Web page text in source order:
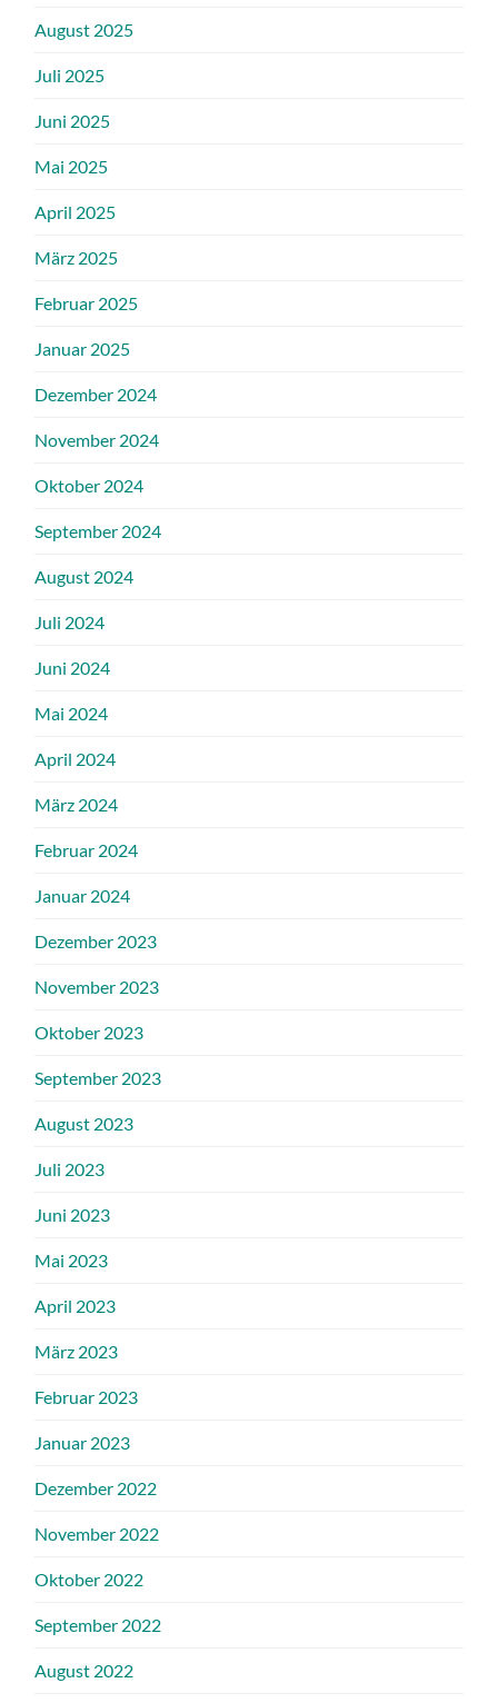
August 2025
Juli 2025
Juni 2025
Mai 2025
April 2025
März 2025
Februar 2025
Januar 2025
Dezember 2024
November 2024
Oktober 2024
September 2024
August 2024
Juli 2024
Juni 2024
Mai 2024
April 2024
März 2024
Februar 2024
Januar 2024
Dezember 2023
November 2023
Oktober 2023
September 2023
August 2023
Juli 2023
Juni 2023
Mai 2023
April 2023
März 2023
Februar 2023
Januar 2023
Dezember 2022
November 2022
Oktober 2022
September 2022
August 2022